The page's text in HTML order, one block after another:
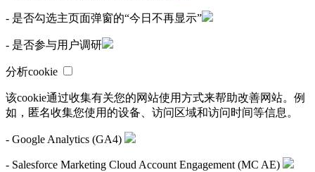
- 是否勾选主页面弹窗的“今日不再显示”
- 是否参与用户调研
分析cookie
该cookie通过收集有关您的网站使用方式来帮助改善网站。例
如，匿名收集您使用的设备、访问区域和访问时间等信息。
- Google Analytics (GA4)
- Salesforce Marketing Cloud Account Engagement (MC AE)